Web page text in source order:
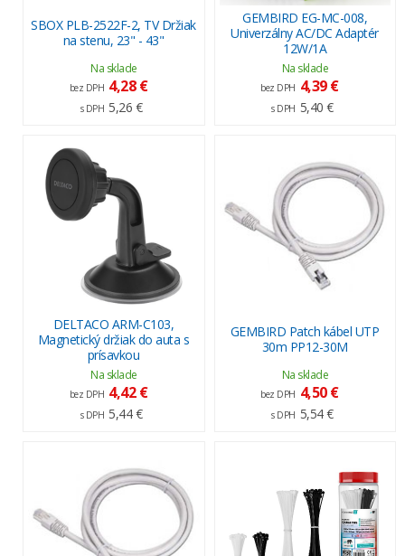
SBOX PLB-2522F-2, TV Držiak
na stenu, 23" - 43"
Na sklade
bez DPH 4,28 €
s DPH 5,26 €
GEMBIRD EG-MC-008,
Univerzálny AC/DC Adaptér
12W/1A
Na sklade
bez DPH 4,39 €
s DPH 5,40 €
DELTACO ARM-C103,
Magnetický držiak do auta s
prísavkou
Na sklade
bez DPH 4,42 €
s DPH 5,44 €
GEMBIRD Patch kábel UTP
30m PP12-30M
Na sklade
bez DPH 4,50 €
s DPH 5,54 €